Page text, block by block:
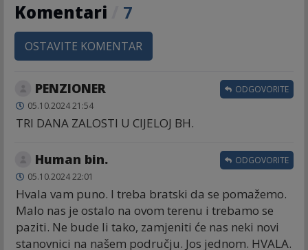
Komentari 7
OSTAVITE KOMENTAR
PENZIONER
05.10.2024 21:54
TRI DANA ZALOSTI U CIJELOJ BH.
ODGOVORITE
Human bin.
05.10.2024 22:01
Hvala vam puno. I treba bratski da se pomažemo.
Malo nas je ostalo na ovom terenu i trebamo se
paziti. Ne bude li tako, zamjeniti će nas neki novi
stanovnici na našem području. Jos jednom. HVALA.
ODGOVORITE